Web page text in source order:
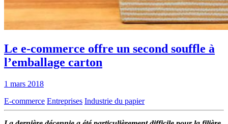
Le e-commerce offre un second souffle à
l’emballage carton
1 mars 2018
E-commerce Entreprises Industrie du papier